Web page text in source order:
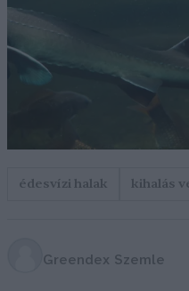
édesvízi halak kihalás
Greendex Szemle